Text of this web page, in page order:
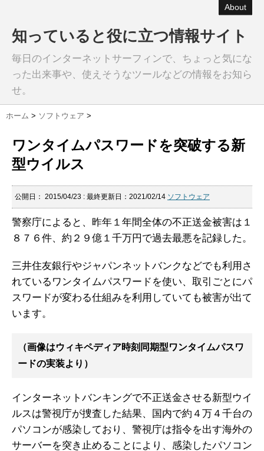
About
知っていると役に立つ情報サイト
毎日のインターネットサーフィンで、ちょっと気にな
った出来事や、使えそうなツールなどの情報をお知ら
せ。
ホーム > ソフトウェア >
ワンタイムパスワードを突破する新
型ウイルス
公開日： 2015/04/23 : 最終更新日：2021/02/14 ソフトウェア
警察庁によると、昨年１年間全体の不正送金被害は１
８７６件、約２９億１千万円で過去最悪を記録した。
三井住友銀行やジャパンネットバンクなどでも利用さ
れているワンタイムパスワードを使い、取引ごとにパ
スワードが変わる仕組みを利用していても被害が出て
います。
（画像はウィキペディア時刻同期型ワンタイムパスワ
ードの実装より）
インターネットバンキングで不正送金させる新型ウイ
ルスは警視庁が捜査した結果、国内で約４万４千台の
パソコンが感染しており、警視庁は指令を出す海外の
サーバーを突き止めることにより、感染したパソコン